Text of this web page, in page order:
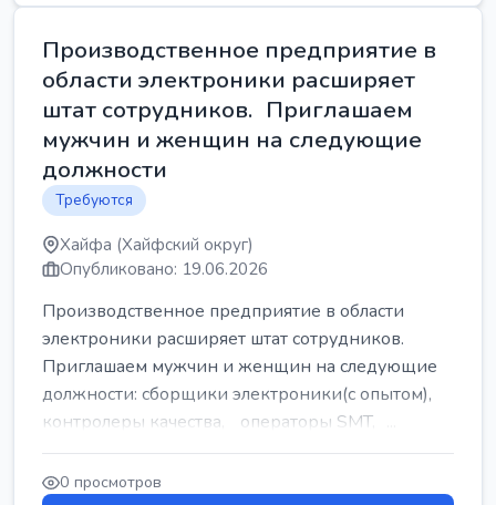
Производственное предприятие в
области электроники расширяет
штат сотрудников. Приглашаем
мужчин и женщин на следующие
должности
Требуются
Хайфа (Хайфский округ)
Опубликовано: 19.06.2026
Производственное предприятие в области
электроники расширяет штат сотрудников.
Приглашаем мужчин и женщин на следующие
должности: сборщики электроники(с опытом),
контролеры качества, операторы SMT, ...
0 просмотров